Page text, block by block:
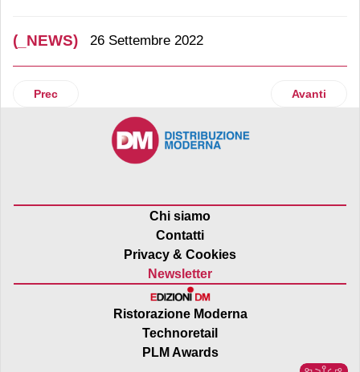
(_NEWS) 26 Settembre 2022
Articolo precedente: Oleificio Zucchi sponsor della
Prec Articolo
Avanti
Chi siamo
Contatti
Privacy & Cookies
Newsletter
Ristorazione Moderna
Technoretail
PLM Awards